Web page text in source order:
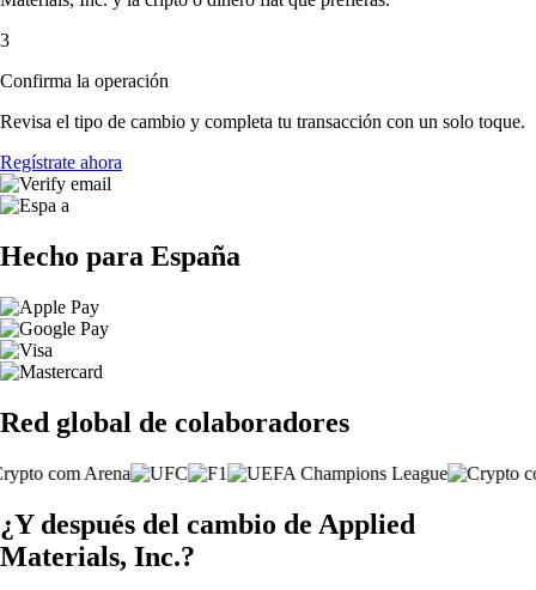
3
Confirma la operación
Revisa el tipo de cambio y completa tu transacción con un solo toque.
Regístrate ahora
Hecho para España
Red global de colaboradores
¿Y después del cambio de Applied
Materials, Inc.?